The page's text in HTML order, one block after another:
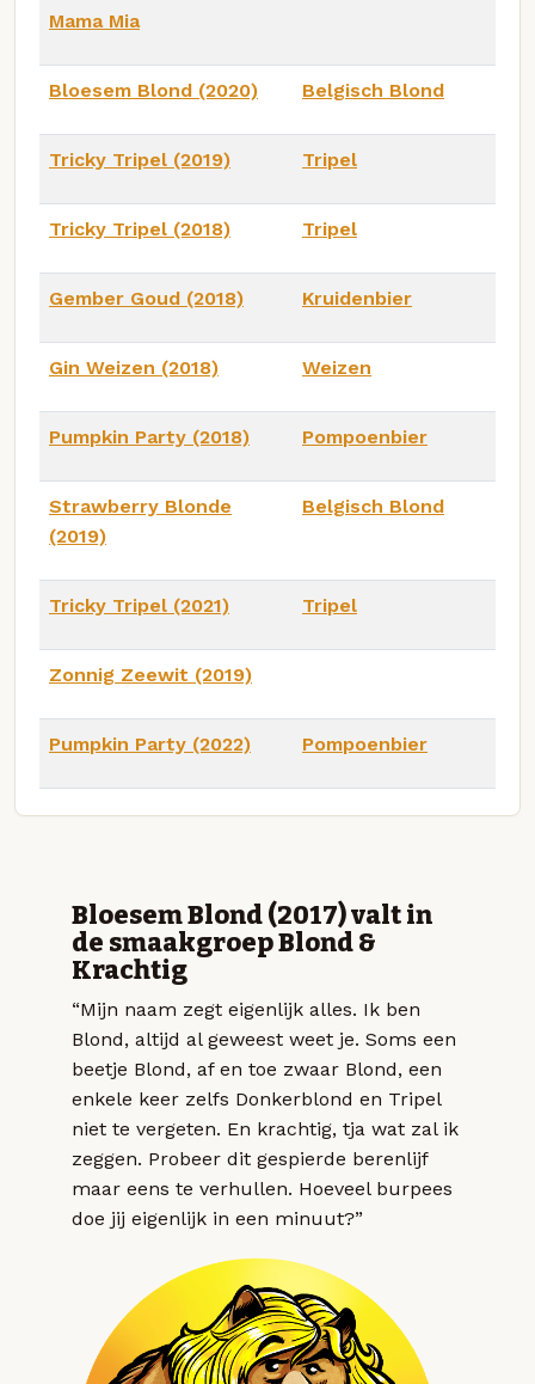
Mama Mia
Bloesem Blond (2020) Belgisch Blond
Tricky Tripel (2019) Tripel
Tricky Tripel (2018) Tripel
Gember Goud (2018) Kruidenbier
Gin Weizen (2018) Weizen
Pumpkin Party (2018) Pompoenbier
Strawberry Blonde
(2019)
Belgisch Blond
Tricky Tripel (2021) Tripel
Zonnig Zeewit (2019)
Pumpkin Party (2022) Pompoenbier
Bloesem Blond (2017) valt in
de smaakgroep Blond &
Krachtig
“Mijn naam zegt eigenlijk alles. Ik ben
Blond, altijd al geweest weet je. Soms een
beetje Blond, af en toe zwaar Blond, een
enkele keer zelfs Donkerblond en Tripel
niet te vergeten. En krachtig, tja wat zal ik
zeggen. Probeer dit gespierde berenlijf
maar eens te verhullen. Hoeveel burpees
doe jij eigenlijk in een minuut?”